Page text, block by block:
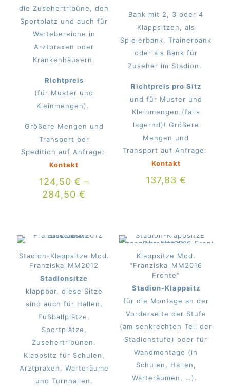
die Zusehertribüne, den
Sportplatz und auch für
Wartebereiche in
Arztpraxen oder
Krankenhäusern.
Richtpreis
(für Muster und
Kleinmengen).
Größere Mengen und
Transport per
Spedition auf Anfrage:
Kontakt
124,50 € –
284,50€
Bank mit 2, 3 oder 4
Klappsitzen, als
Spielerbank, Trainerbank
oder als Bank für
Zuseher im Stadion.
Richtpreis pro Sitz
und für Muster und
Kleinmengen (falls
lagernd)! Größere
Mengen und
Transport auf Anfrage:
Kontakt
137,83 €
Stadion-Klappsitze Mod.
Franziska_MM2012
Stadionsitze
klappbar, diese Sitze
sind auch für Hallen,
Fußballplätze,
Sportplätze,
Zusehertribünen.
Klappsitz für Schulen,
Arztpraxen, Warteräume
und Turnhallen.
Klappsitze Mod.
“Franziska_MM2016
Fronte”
Stadion-Klappsitz
für die Montage an der
Vorderseite der Stufe
(am senkrechten Teil der
Stadionstufe) oder für
Wandmontage (in
Schulen, Hallen,
Warteräumen, …).